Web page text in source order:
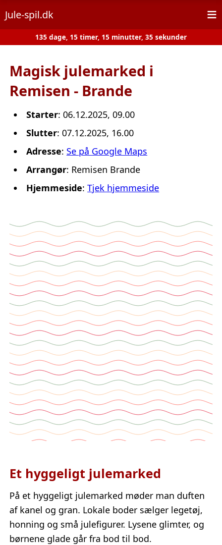
Jule-spil.dk ≡
135 dage, 15 timer, 15 minutter, 35 sekunder
Magisk julemarked i
Remisen - Brande
Starter: 06.12.2025, 09.00
Slutter: 07.12.2025, 16.00
Adresse: Se på Google Maps
Arrangør: Remisen Brande
Hjemmeside:Tjek hjemmeside
Et hyggeligt julemarked
På et hyggeligt julemarked møder man duften
af kanel og gran. Lokale boder sælger legetøj,
honning og små julefigurer. Lysene glimter, og
børnene glade går fra bod til bod.